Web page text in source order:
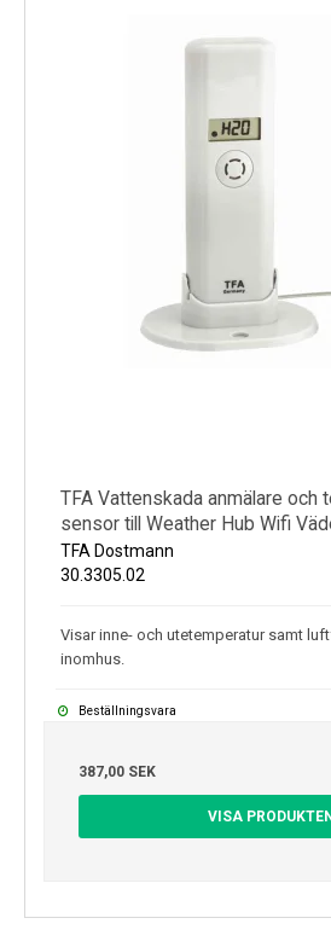
TFA Vattenskada anmälare och
sensor till Weather Hub Wifi
TFA Dostmann
30.3305.02
Visar inne- och utetemperatur samt
inomhus.
Beställningsvara
387,00 SEK
VISA